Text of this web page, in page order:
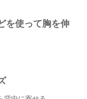
を使って胸を伸